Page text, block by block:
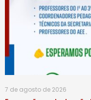
7 de agosto de 2026